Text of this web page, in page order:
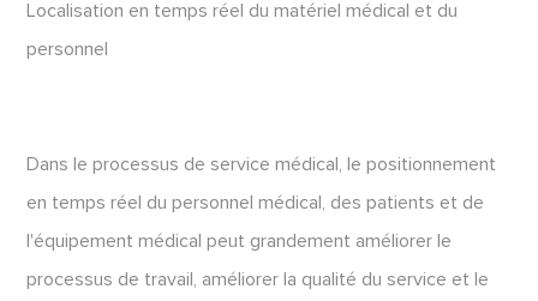
Localisation en temps réel du matériel médical et du
personnel
Dans le processus de service médical, le positionnement
en temps réel du personnel médical, des patients et de
l'équipement médical peut grandement améliorer le
processus de travail, améliorer la qualité du service et le